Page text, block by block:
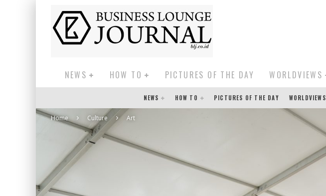
NEWS HOW TO PICTURES OF THE DAY WORLDVIEWS
NEWS HOW TO PICTURES OF THE DAY WORLDVIEWS
Home Culture Art